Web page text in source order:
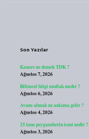
Son Yazılar
Kanere ne demek TDK ?
Ağustos 7, 2026
Bilimsel bilgi mutlak mıdır ?
Ağustos 6, 2026
Avans almak ne anlama gelir ?
Ağustos 4, 2026
25 tane peygamberin ismi nedir ?
Ağustos 3, 2026